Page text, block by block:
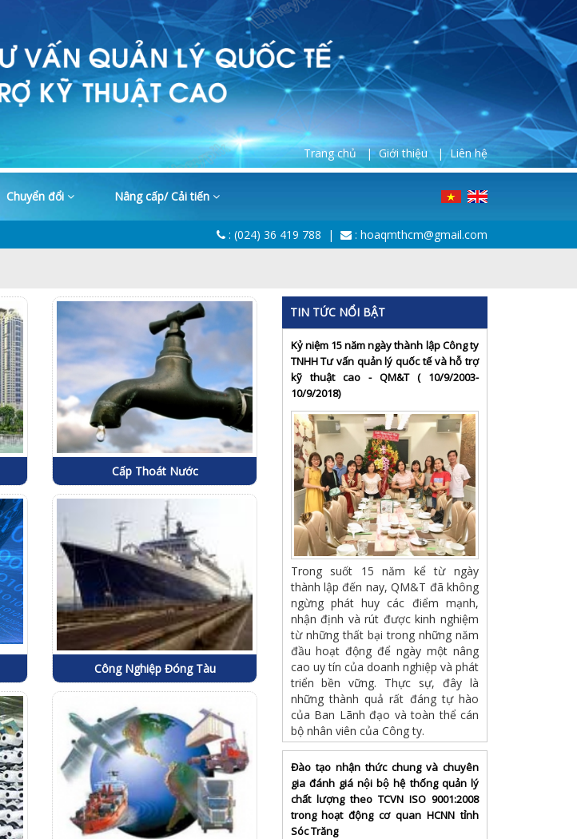
Trang chủ |Giới thiệu | Liên hệ
Chuyển đổi Nâng cấp/ Cải tiến
: (024) 36 419 788 | : hoaqmthcm@gmail.com
Cấp Thoát Nước
Công Nghiệp Đóng Tàu
TIN TỨC NỔI BẬT
Kỷ niệm 15 năm ngày thành lập Công ty
TNHH Tư vấn quản lý quốc tế và hỗ trợ
kỹ thuật cao - QM&T ( 10/9/2003-
10/9/2018)
Trong suốt 15 năm kể từ ngày
thành lập đến nay, QM&T đã không
ngừng phát huy các điểm mạnh,
nhận định và rút được kinh nghiệm
từ những thất bại trong những năm
đầu hoạt động để ngày một nâng
cao uy tín của doanh nghiệp và phát
triển bền vững. Thực sự, đây là
những thành quả rất đáng tự hào
của Ban Lãnh đạo và toàn thể cán
bộ nhân viên của Công ty.
Đào tạo nhận thức chung và chuyên
gia đánh giá nội bộ hệ thống quản lý
chất lượng theo TCVN ISO 9001:2008
trong hoạt động cơ quan HCNN tỉnh
Sóc Trăng